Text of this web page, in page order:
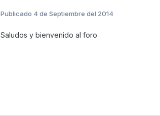
Publicado 4 de Septiembre del 2014
Saludos y bienvenido al foro